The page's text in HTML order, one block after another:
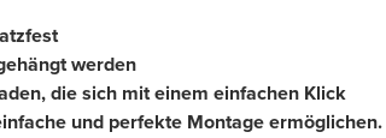
werden
die sich mit einem einfachen Klick
und perfekte Montage ermöglichen.